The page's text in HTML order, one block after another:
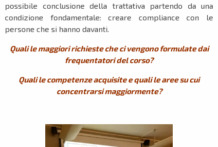
possibile conclusione della trattativa partendo da una
condizione fondamentale: creare compliance con le
persone che si hanno davanti.
Quali le maggiori richieste che ci vengono formulate dai
frequentatori del corso?
Quali le competenze acquisite e quali le aree su cui
concentrarsi maggiormente?